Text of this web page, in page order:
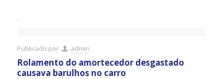
Publicado por admin
Rolamento do amortecedor desgastado
causava barulhos no carro